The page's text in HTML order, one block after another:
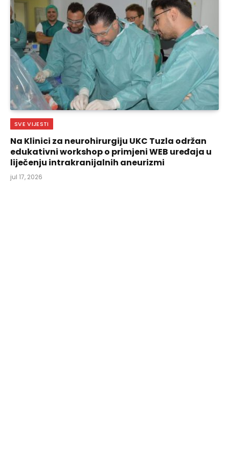
SVE VIJESTI
Na Klinici za neurohirurgiju UKC Tuzla održan
edukativni workshop o primjeni WEB uređaja u
liječenju intrakranijalnih aneurizmi
jul 17, 2026